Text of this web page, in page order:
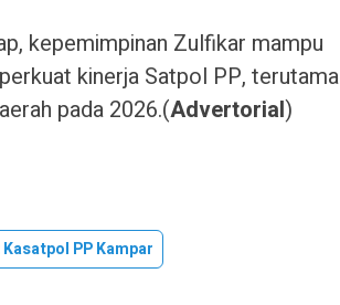
kepemimpinan Zulfikar mampu
kinerja Satpol PP, terutama
pada 2026.(Advertorial)
PP Kampar